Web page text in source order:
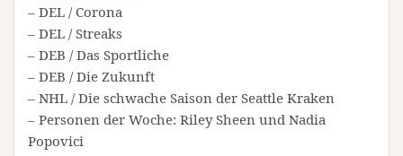
– DEL / Corona
– DEL / Streaks
– DEB / Das Sportliche
– DEB / Die Zukunft
– NHL / Die schwache Saison der Seattle Kraken
– Personen der Woche: Riley Sheen und Nadia
Popovici